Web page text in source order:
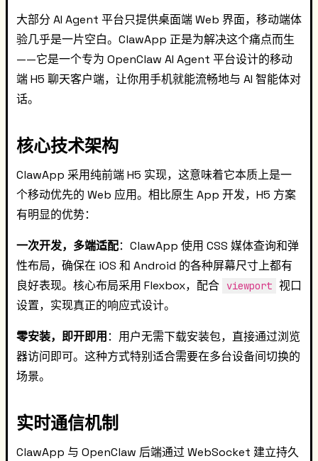
大部分 AI Agent 平台只提供桌面端 Web 界面，移动端体
验几乎是一片空白。ClawApp 正是为解决这个痛点而生
——它是一个专为 OpenClaw AI Agent 平台设计的移动
端 H5 聊天客户端，让你用手机就能流畅地与 AI 智能体对
话。
核心技术架构
ClawApp 采用纯前端 H5 实现，这意味着它本质上是一
个移动优先的 Web 应用。相比原生 App 开发，H5 方案
有明显的优势：
一次开发，多端适配：ClawApp 使用 CSS 媒体查询和弹
性布局，确保在 iOS 和 Android 的各种屏幕尺寸上都有
良好表现。核心布局采用 Flexbox，配合
viewport 视口
设置，实现真正的响应式设计。
零安装，即开即用 ：用户无需下载安装包，直接通过浏览
器访问即可。这种方式特别适合需要在多台设备间切换的
场景。
实时通信机制
ClawApp 与 OpenClaw 后端通过 WebSocket 建立持久